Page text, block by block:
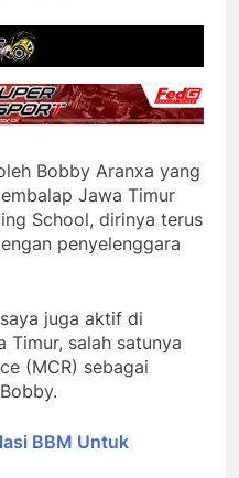
Bobby Aranxa yang
Jawa Timur
School, dirinya terus
penyelenggara
juga aktif di
Timur, salah satunya
(MCR) sebagai
BBM Untuk